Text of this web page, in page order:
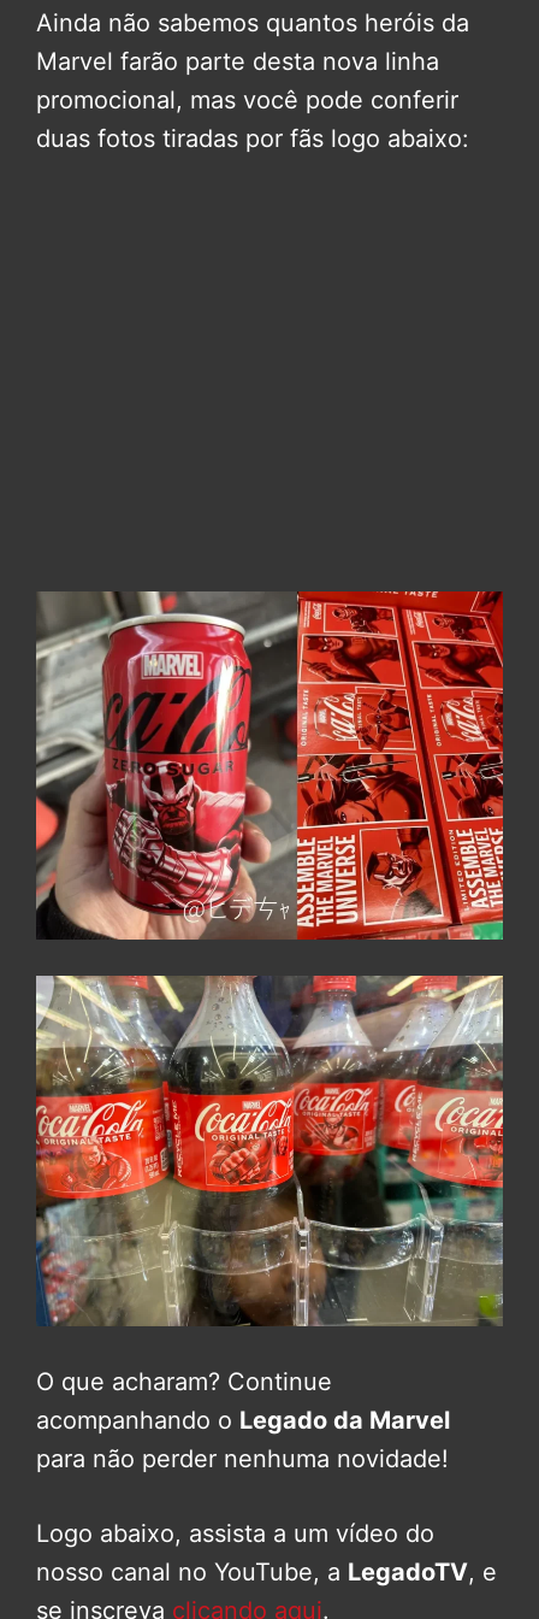
Ainda não sabemos quantos heróis da
Marvel farão parte desta nova linha
promocional, mas você pode conferir
duas fotos tiradas por fãs logo abaixo:
O que acharam? Continue
acompanhando o Legado da Marvel
para não perder nenhuma novidade!
Logo abaixo, assista a um vídeo do
nosso canal no YouTube, a LegadoTV, e
se inscreva clicando aqui.